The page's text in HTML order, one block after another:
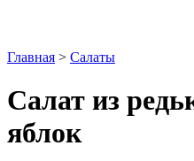
Главная > Салаты
Салат из
яблок